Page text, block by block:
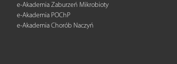
e-Akademia Zaburzeń Mikrobioty
e-Akademia POChP
e-Akademia Chorób Naczyń